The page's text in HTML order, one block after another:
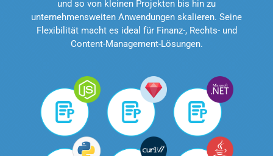
und so von kleinen Projekten bis hin zu
unternehmensweiten Anwendungen skalieren. Seine
Flexibilität macht es ideal für Finanz-, Rechts- und
Content-Management-Lösungen.